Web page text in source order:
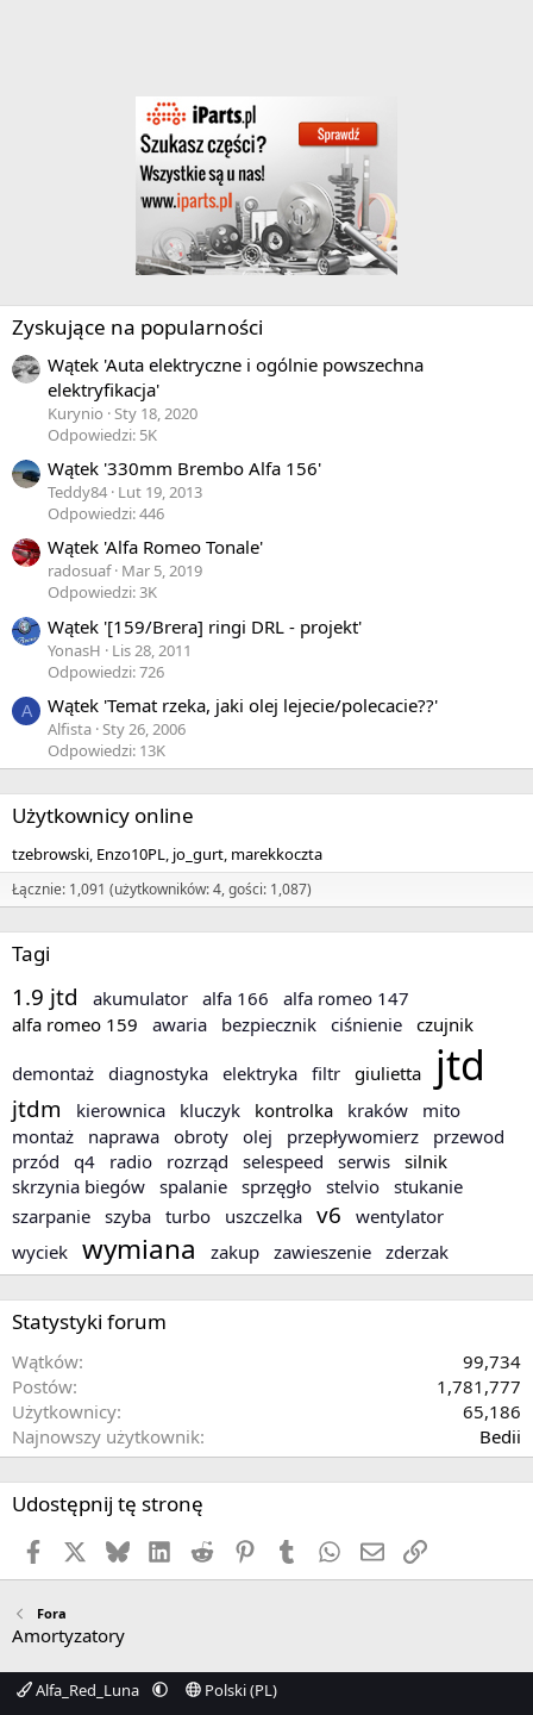
Zyskujące na popularności
Wątek 'Auta elektryczne i ogólnie powszechna
elektryfikacja'
Kurynio
Sty 18, 2020
Odpowiedzi: 5K
Wątek '330mm Brembo Alfa 156'
Teddy84 Lut 19, 2013
Odpowiedzi: 446
Wątek 'Alfa Romeo Tonale'
radosuaf Mar 5, 2019
Odpowiedzi: 3K
Wątek '[159/Brera] ringi DRL - projekt'
YonasH
Lis 28, 2011
Odpowiedzi: 726
A Wątek 'Temat rzeka, jaki olej lejecie/polecacie??'
Alfista Sty 26, 2006
Odpowiedzi: 13K
Użytkownicy online
tzebrowski Enzo10PL jo_gurt marekkoczta
Łącznie: 1,091 (użytkowników: 4, gości: 1,087)
Tagi
1.9 jtd akumulator alfa 166
alfa romeo 147
alfa romeo 159
awaria bezpiecznik ciśnienie czujnik
demontaż diagnostyka elektryka filtr giulietta jtd
jtdm kierownica kluczyk kontrolka kraków
mito
montaż
naprawa obroty olej przepływomierz
przewod
przód
q4 radio rozrząd selespeed serwis silnik
skrzynia biegów spalanie sprzęgło stelvio stukanie
szarpanie szyba turbo uszczelka v6
wentylator
wyciek wymiana zakup zawieszenie zderzak
Statystyki forum
Wątków
99,734
Postów
1,781,777
Użytkownicy
65,186
Najnowszy użytkownik
Bedii
Udostępnij tę stronę
Facebook BlueskyLinkedInReddit PinterestTumblr WhatsApp
EmailLink
Fora
Amortyzatory
Alfa_Red_Luna
Polski (PL)